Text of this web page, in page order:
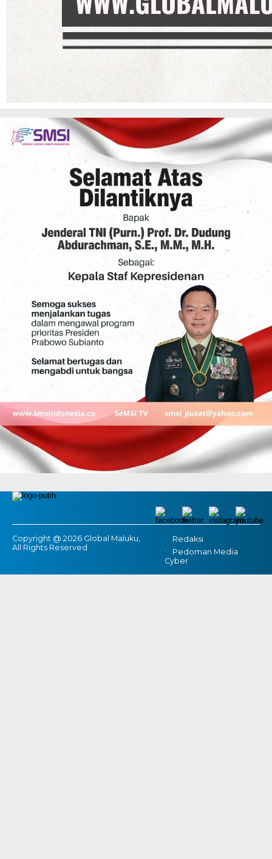
Copyright @ 2026 Global Maluku,
All Rights Reserved
Redaksi
Pedoman Media
Cyber